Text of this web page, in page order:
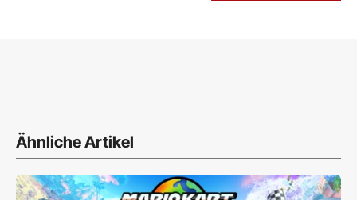
Ähnliche Artikel